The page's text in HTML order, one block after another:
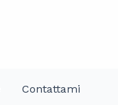
Contattami